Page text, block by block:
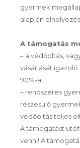
gyermek
alapján
A támogatás
– a védőoltás,
vásárlását
90%-a,
– rendszeres
részesülő
védőoltás teljes
A támogatást
venni! A